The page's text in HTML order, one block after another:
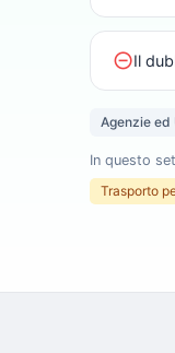
do_not_disturb_onIl
Agenzie
In questo
Trasporto